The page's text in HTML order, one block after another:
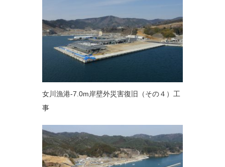
女川漁港-7.0m岸壁外災害復旧（その４）工
事